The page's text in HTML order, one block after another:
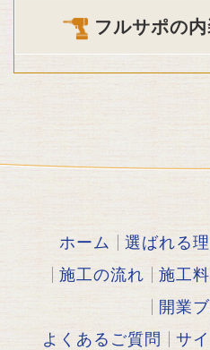
フルサポの
ホーム 選ばれる
施工の流れ
施工
開業
よくあるご質問
サ